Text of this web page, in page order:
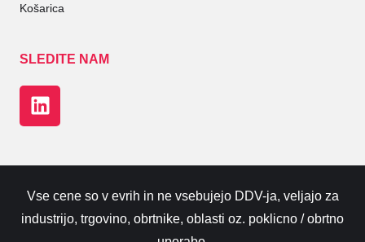
Košarica
SLEDITE NAM
Vse cene so v evrih in ne vsebujejo DDV-ja, veljajo za
industrijo, trgovino, obrtnike, oblasti oz. poklicno / obrtno